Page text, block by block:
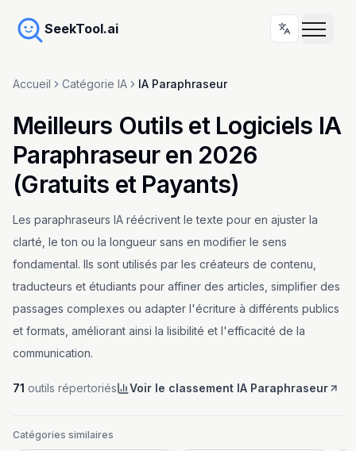
SeekTool.ai
Accueil Catégorie IA IA Paraphraseur
Meilleurs Outils et Logiciels IA
Paraphraseur en 2026
(Gratuits et Payants)
Les paraphraseurs IA réécrivent le texte pour en ajuster la
clarté, le ton ou la longueur sans en modifier le sens
fondamental. Ils sont utilisés par les créateurs de contenu,
traducteurs et étudiants pour affiner des articles, simplifier des
passages complexes ou adapter l'écriture à différents publics
et formats, améliorant ainsi la lisibilité et l'efficacité de la
communication.
71 outils répertoriés Voir le classement IA Paraphraseur
Catégories similaires